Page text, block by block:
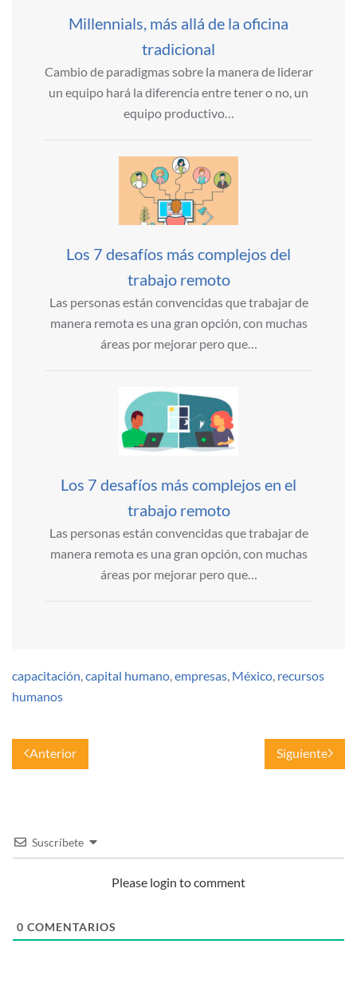
Millennials, más allá de la oficina
tradicional
Cambio de paradigmas sobre la manera de liderar
un equipo hará la diferencia entre tener o no, un
equipo productivo…
Los 7 desafíos más complejos del
trabajo remoto
Las personas están convencidas que trabajar de
manera remota es una gran opción, con muchas
áreas por mejorar pero que…
Los 7 desafíos más complejos en el
trabajo remoto
Las personas están convencidas que trabajar de
manera remota es una gran opción, con muchas
áreas por mejorar pero que…
capacitación capital humano empresas México recursos
humanos
Anterior Siguiente
Suscríbete
Please login to comment
0 COMENTARIOS